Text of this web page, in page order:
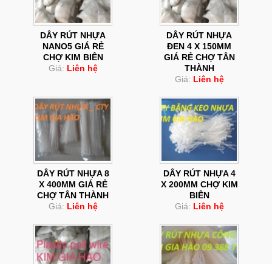
DÂY RÚT NHỰA
NANO5 GIÁ RẺ
CHỢ KIM BIÊN
Giá: Liên hệ
DÂY RÚT NHỰA
ĐEN 4 X 150MM
GIÁ RẺ CHỢ TÂN
THÀNH
Giá: Liên hệ
DÂY RÚT NHỰA 8
X 400MM GIÁ RẺ
CHỢ TÂN THÀNH
Giá: Liên hệ
DÂY RÚT NHỰA 4
X 200MM CHỢ KIM
BIÊN
Giá: Liên hệ